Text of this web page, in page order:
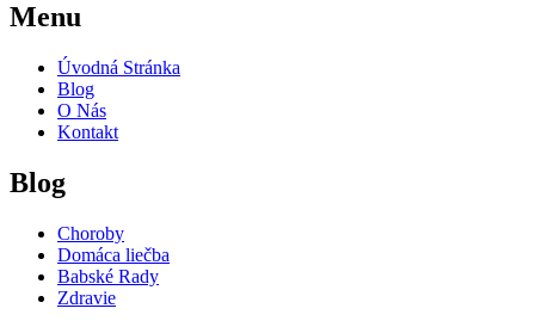
Menu
Úvodná Stránka
Blog
O Nás
Kontakt
Blog
Choroby
Domáca liečba
Babské Rady
Zdravie